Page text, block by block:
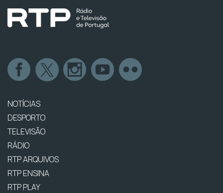
NOTÍCIAS
DESPORTO
TELEVISÃO
RÁDIO
RTP ARQUIVOS
RTP ENSINA
RTP PLAY